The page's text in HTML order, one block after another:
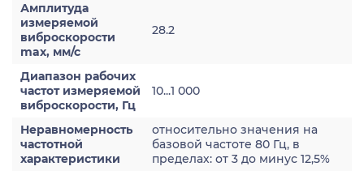
Амплитуда
измеряемой
виброскорости
max, мм/с
28.2
Диапазон рабочих
частот измеряемой
виброскорости, Гц
10...1 000
Неравномерность
частотной
характеристики
относительно значения на
базовой частоте 80 Гц, в
пределах: от 3 до минус 12,5%